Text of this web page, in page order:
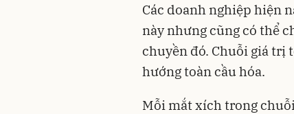
Các doanh nghiệp hiện
này nhưng cũng có thể
chuyền đó. Chuỗi giá trị
hướng toàn cầu hóa.
Mỗi mắt xích trong